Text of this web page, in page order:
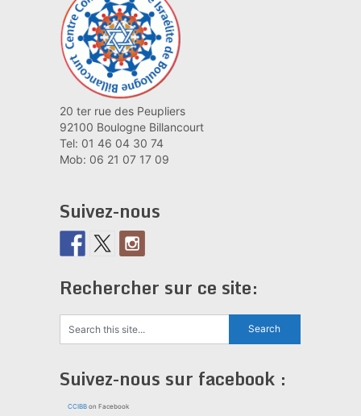
20 ter rue des Peupliers
92100 Boulogne Billancourt
Tel: 01 46 04 30 74
Mob: 06 21 07 17 09
Suivez-nous
Rechercher sur ce site:
Suivez-nous sur facebook :
CCIBBon Facebook